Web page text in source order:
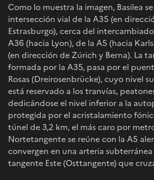
Como lo muestra la imagen, Basilea
intersección vial de la A35 (en
Estrasburgo), cerca del
A36 (hacia Lyon), de la A5 (hacia
(en dirección de Zúrich y Berna). La
formada por la A35, pasa por el
Rosas (Dreirosenbrücke), cuyo nivel
está reservado a los tranvías,
dedicándose el nivel inferior a la
protegida por el acristalamiento
túnel de 3,2 km, el más caro por
Nortetangente se reúne con la A5
convergen en una arteria
tangente Este (Osttangente) que